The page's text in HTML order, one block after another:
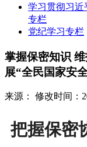
学习贯彻习近
专栏
党纪学习专栏
掌握保密知识
展“全民国家安
来源： 修改时间：
把握保密